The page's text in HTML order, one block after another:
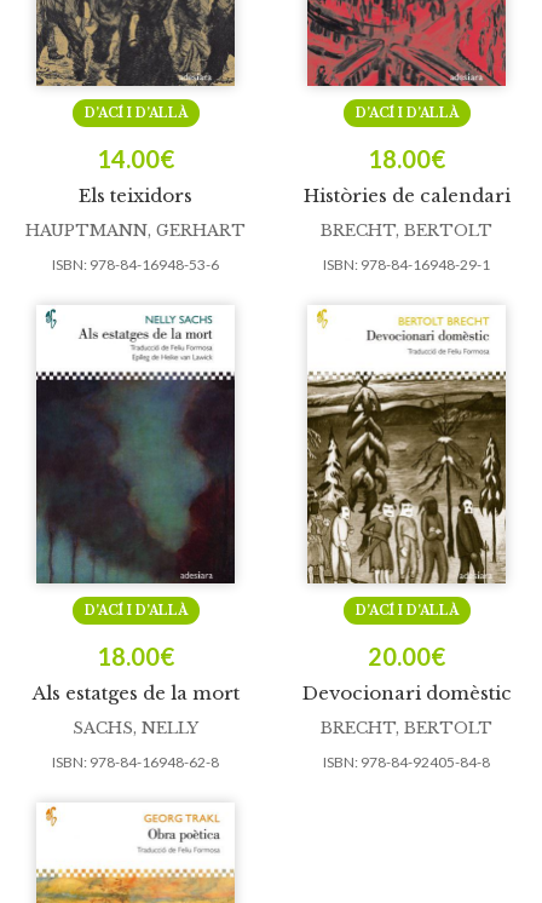
Els teixidors
D’ACÍ I D’ALLÀ
14.00€
HAUPTMANN, GERHART
ISBN: 978-84-16948-53-6
Històries de calendari
D’ACÍ I D’ALLÀ
18.00€
BRECHT, BERTOLT
ISBN: 978-84-16948-29-1
Als estatges de la mort
D’ACÍ I D’ALLÀ
18.00€
SACHS, NELLY
ISBN: 978-84-16948-62-8
Devocionari domèstic
D’ACÍ I D’ALLÀ
20.00€
BRECHT, BERTOLT
ISBN: 978-84-92405-84-8